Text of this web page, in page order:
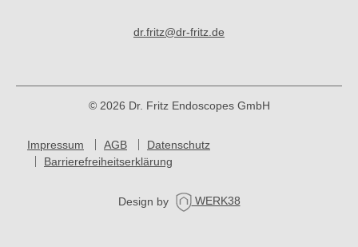
dr.fritz@dr-fritz.de
© 2026 Dr. Fritz Endoscopes GmbH
Impressum AGB
Datenschutz
Barrierefreiheitserklärung
Design by WERK38